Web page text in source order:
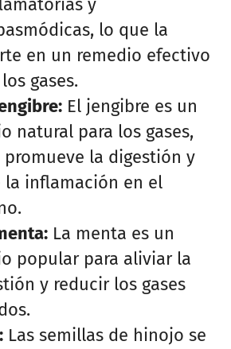
y
lo que la
en un remedio efectivo
gases.
El jengibre es un
natural para los gases,
promueve la digestión y
la inflamación en el
La menta es un
popular para aliviar la
y reducir los gases
Las semillas de hinojo se